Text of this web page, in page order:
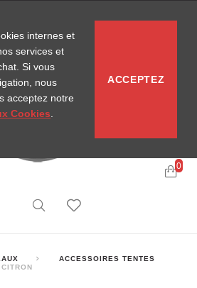
0
ACCESSOIRES TENTES
internes et
services et
Si vous
nous
acceptez notre
Cookies
ACCEPTEZ